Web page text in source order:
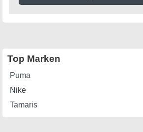
Top Marken
Puma
Nike
Tamaris